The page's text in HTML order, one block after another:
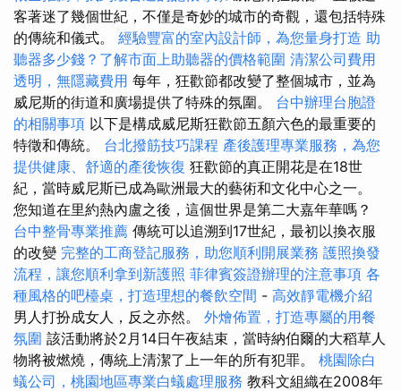
客著迷了幾個世紀，不僅是奇妙的城市的奇觀，還包括特殊
的傳統和儀式。 經驗豐富的室內設計師，為您量身打造 助
聽器多少錢？了解市面上助聽器的價格範圍 清潔公司費用
透明，無隱藏費用 每年，狂歡節都改變了整個城市，並為
威尼斯的街道和廣場提供了特殊的氛圍。 台中辦理台胞證
的相關事項 以下是構成威尼斯狂歡節五顏六色的最重要的
特徵和傳統。 台北撥筋技巧課程 產後護理專業服務，為您
提供健康、舒適的產後恢復 狂歡節的真正開花是在18世
紀，當時威尼斯已成為歐洲最大的藝術和文化中心之一。
您知道在里約熱內盧之後，這個世界是第二大嘉年華嗎？
台中整骨專業推薦 傳統可以追溯到17世紀，最初以換衣服
的改變 完整的工商登記服務，助您順利開展業務 護照換發
流程，讓您順利拿到新護照 菲律賓簽證辦理的注意事項 各
種風格的吧檯桌，打造理想的餐飲空間 - 高效靜電機介紹
男人打扮成女人，反之亦然。 外燴佈置，打造專屬的用餐
氛圍 該活動將於2月14日午夜結束，當時納伯爾的大稻草人
物將被燃燒，傳統上清潔了上一年的所有犯罪。 桃園除白
蟻公司，桃園地區專業白蟻處理服務 教科文組織在2008年